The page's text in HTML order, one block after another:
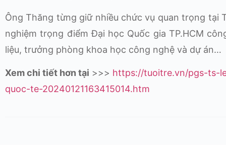
Ông Thăng từng giữ nhiều chức vụ quan trọng
nghiệm trọng điểm Đại học Quốc gia TP.HCM
liệu, trưởng phòng khoa học công nghệ và dự án…
Xem chi tiết hơn tại >>> https://tuoitre.vn/pgs-ts-
quoc-te-20240121163415014.htm